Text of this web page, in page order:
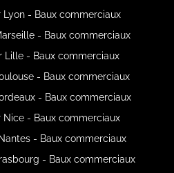
Lyon - Baux commerciaux
- Baux commerciaux
Lille - Baux commerciaux
- Baux commerciaux
- Baux commerciaux
Nice - Baux commerciaux
- Baux commerciaux
- Baux commerciaux